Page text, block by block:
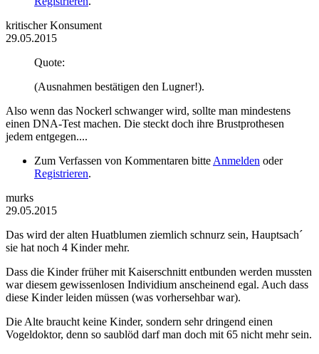
kritischer Konsument
29.05.2015
Quote:
(Ausnahmen bestätigen den Lugner!).
Also wenn das Nockerl schwanger wird, sollte man mindestens
einen DNA-Test machen. Die steckt doch ihre Brustprothesen
jedem entgegen....
Zum Verfassen von Kommentaren bitte Anmelden oder
Registrieren.
murks
29.05.2015
Das wird der alten Huatblumen ziemlich schnurz sein, Hauptsach´
sie hat noch 4 Kinder mehr.
Dass die Kinder früher mit Kaiserschnitt entbunden werden mussten
war diesem gewissenlosen Individium anscheinend egal. Auch dass
diese Kinder leiden müssen (was vorhersehbar war).
Die Alte braucht keine Kinder, sondern sehr dringend einen
Vogeldoktor, denn so saublöd darf man doch mit 65 nicht mehr sein.